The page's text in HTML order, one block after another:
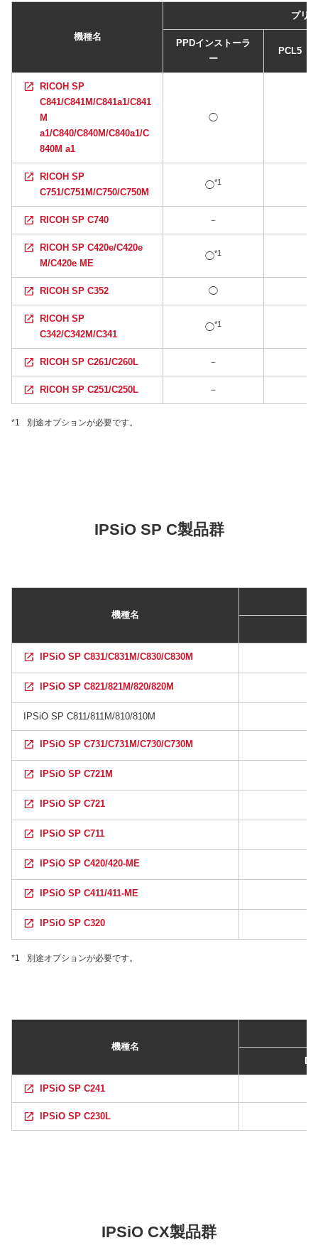
機種名
プリ
PPDインストーラ
ー
PCL5 ド
RICOH SP
C841/C841M/C841a1/C841
M
a1/C840/C840M/C840a1/C
840M a1
◯
RICOH SP
C751/C751M/C750/C750M
◯*1
RICOH SP C740 －
RICOH SP C420e/C420e
M/C420e ME
◯*1
RICOH SP C352 ◯
RICOH SP
C342/C342M/C341
◯*1
RICOH SP C261/C260L －
RICOH SP C251/C250L －
*1 別途オプションが必要です。
IPSiO SP C製品群
機種名
IPSiO SP C831/C831M/C830/C830M
IPSiO SP C821/821M/820/820M
IPSiO SP C811/811M/810/810M
IPSiO SP C731/C731M/C730/C730M
IPSiO SP C721M
IPSiO SP C721
IPSiO SP C711
IPSiO SP C420/420-ME
IPSiO SP C411/411-ME
IPSiO SP C320
*1 別途オプションが必要です。
機種名
IPSiO SP C241
IPSiO SP C230L
IPSiO CX製品群